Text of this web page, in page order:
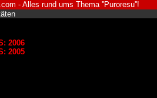
2006
2005